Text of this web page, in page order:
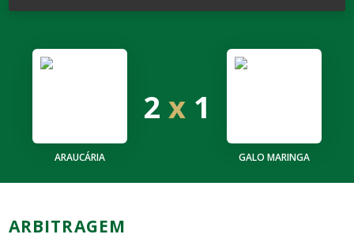
ARAUCÁRIA
2 x 1
GALO MARINGA
ARBITRAGEM